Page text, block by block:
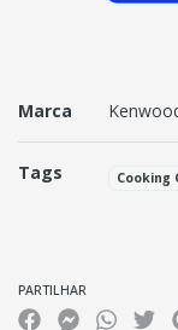
Marca
Tags Cooking
PARTILHAR